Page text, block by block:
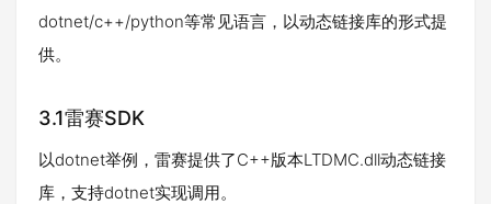
dotnet/c++/python等常见语言，以动态链接库的形式提
供。
3.1雷赛SDK
以dotnet举例，雷赛提供了C++版本LTDMC.dll动态链接
库，支持dotnet实现调用。